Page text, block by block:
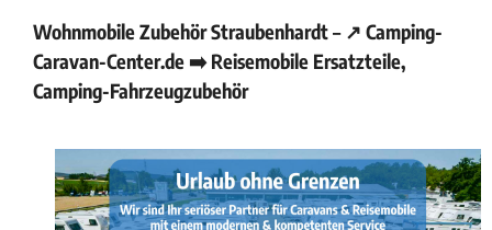
Wohnmobile Zubehör Straubenhardt – ↗️ Camping-
Caravan-Center.de ➡️ Reisemobile Ersatzteile,
Camping-Fahrzeugzubehör